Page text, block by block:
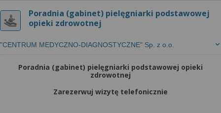
Poradnia (gabinet) pielęgniarki podstawowej
opieki zdrowotnej
"CENTRUM MEDYCZNO-DIAGNOSTYCZNE" Sp. z o.o.
Poradnia (gabinet) pielęgniarki podstawowej opieki
zdrowotnej
Zarezerwuj wizytę telefonicznie